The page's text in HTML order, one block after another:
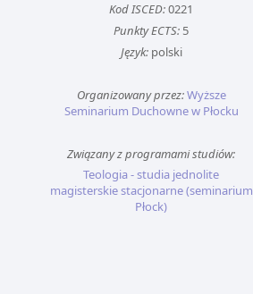
Kod ISCED:0221
Punkty ECTS: 5
Język:polski
Organizowany przez:Wyższe
Seminarium Duchowne w Płocku
Związany z programami studiów:
Teologia - studia jednolite
magisterskie stacjonarne (seminarium
Płock)